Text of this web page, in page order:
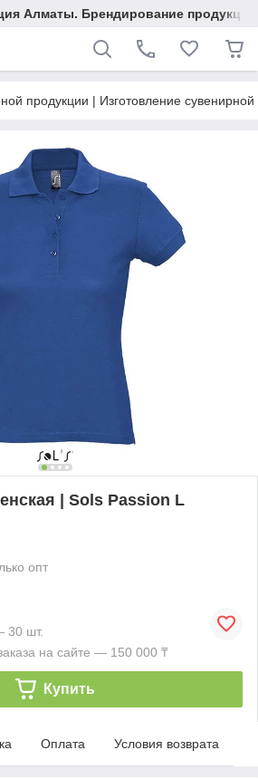
Алматы. Брендирование
продукции | Изготовление
| Sols Passion L
опт
30 шт.
на сайте — 150 000 ₸
Купить
Оплата Условия возврата